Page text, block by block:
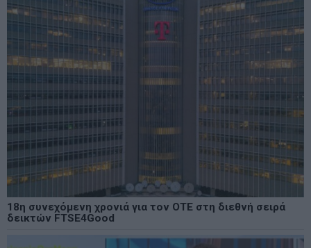
18η συνεχόμενη χρονιά για τον ΟΤΕ στη διεθνή σειρά
δεικτών FTSE4Good